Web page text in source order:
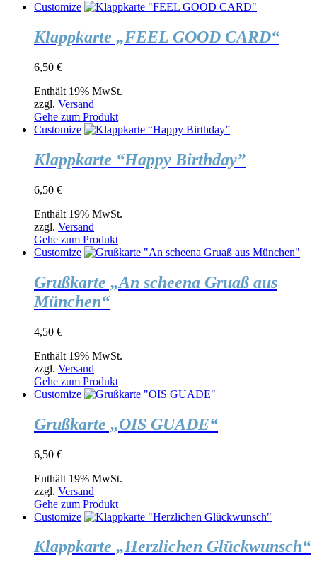
Customize
Klappkarte „FEEL GOOD CARD“
6,50 €
Enthält 19% MwSt.
zzgl. Versand
Gehe zum Produkt
Customize
Klappkarte “Happy Birthday”
6,50 €
Enthält 19% MwSt.
zzgl. Versand
Gehe zum Produkt
Customize
Grußkarte „An scheena Gruaß aus
München“
4,50 €
Enthält 19% MwSt.
zzgl. Versand
Gehe zum Produkt
Customize
Grußkarte „OIS GUADE“
6,50 €
Enthält 19% MwSt.
zzgl. Versand
Gehe zum Produkt
Customize
Klappkarte „Herzlichen Glückwunsch“